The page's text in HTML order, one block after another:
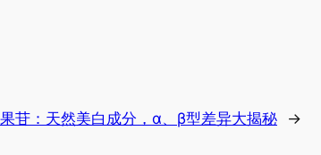
苷：天然美白成分，α、β型差异大揭秘 →